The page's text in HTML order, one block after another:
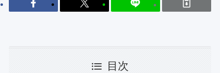
目次